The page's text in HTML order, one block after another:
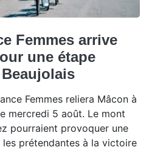
Femmes arrive
une étape
Femmes reliera Mâcon à
mercredi 5 août. Le mont
pourraient provoquer une
prétendantes à la victoire